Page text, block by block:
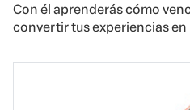
Con él aprenderás cómo
convertir tus experiencias